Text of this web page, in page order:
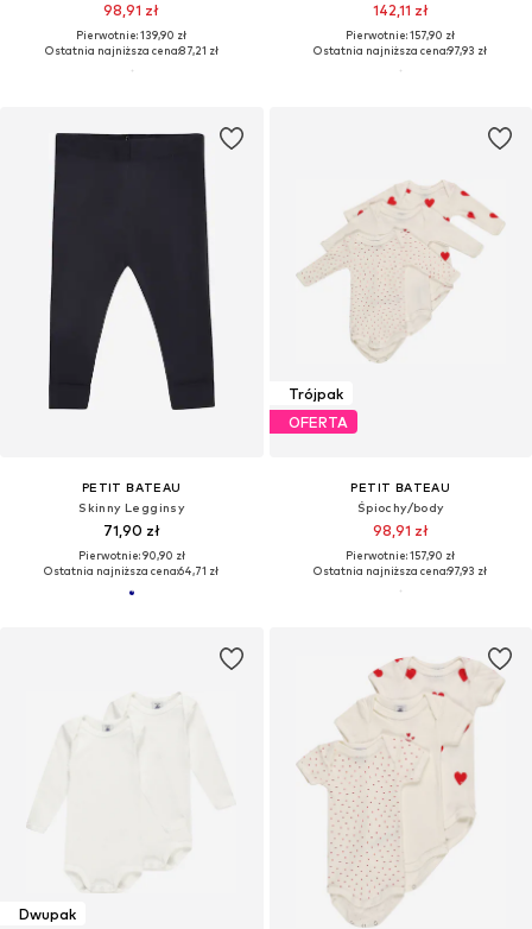
98,91 zł
Pierwotnie: 139,90 zł
Ostatnia najniższa cena:87,21 zł
142,11 zł
Pierwotnie: 157,90 zł
Ostatnia najniższa cena:97,93 zł
PETIT BATEAU
Skinny Legginsy
71,90 zł
Pierwotnie: 90,90 zł
Ostatnia najniższa cena:64,71 zł
Trójpak
OFERTA
PETIT BATEAU
Śpiochy/body
98,91 zł
Pierwotnie: 157,90 zł
Ostatnia najniższa cena:97,93 zł
Dwupak